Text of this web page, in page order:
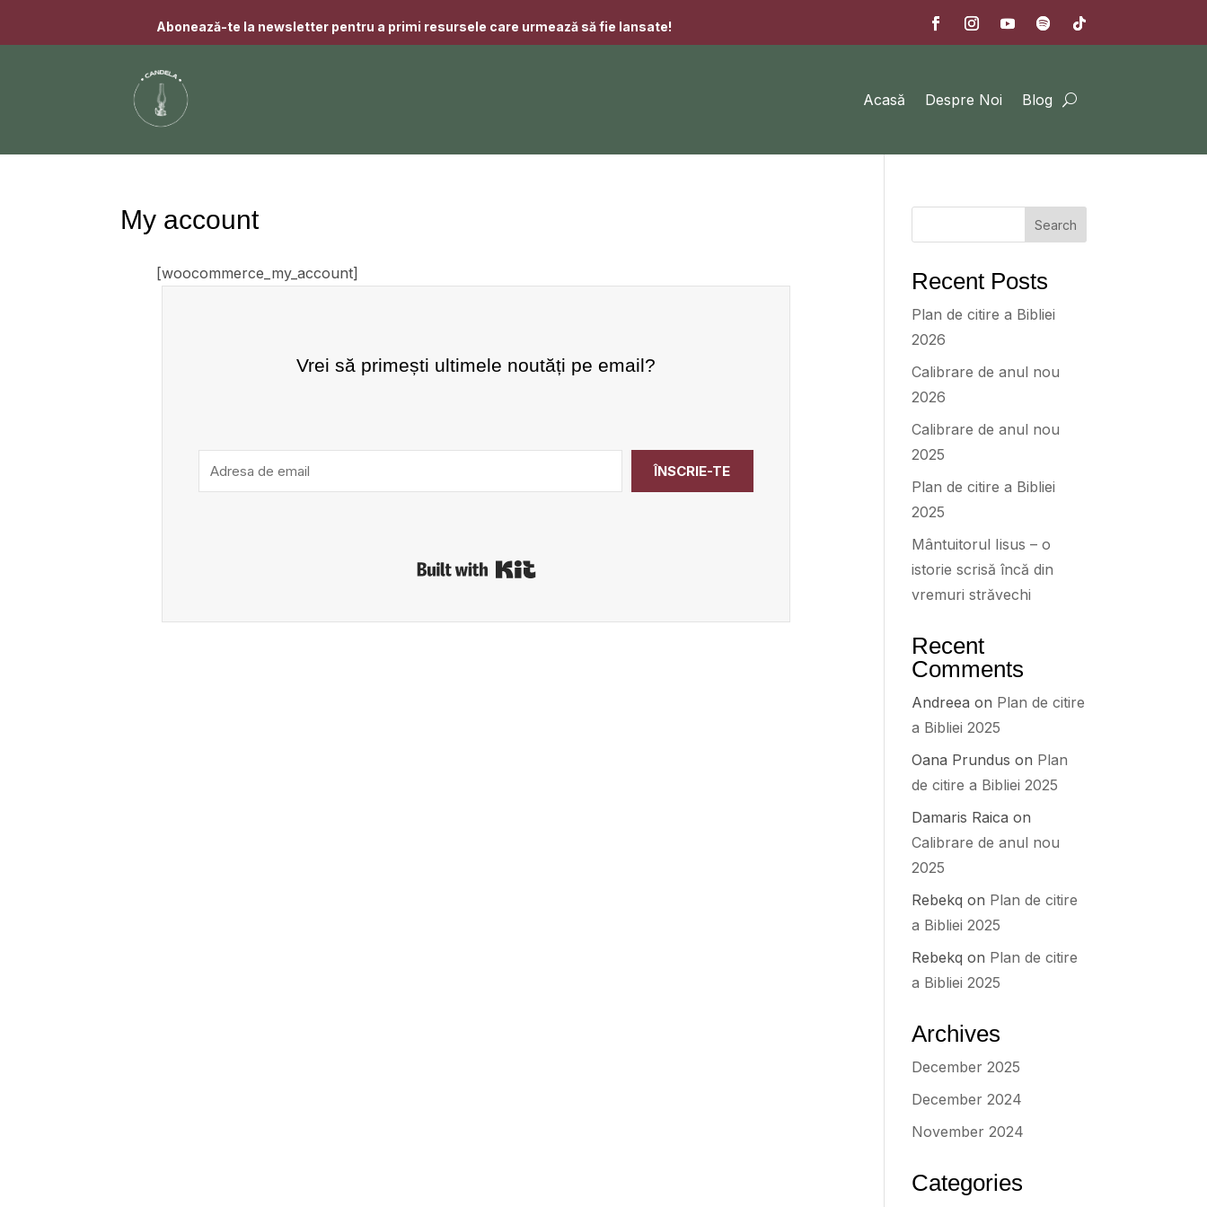
Abonează-te la newsletter pentru a primi resursele care urmează să fie lansate!
Acasă Despre Noi Blog
My account
[woocommerce_my_account]
Vrei să primești ultimele noutăți pe email?
ÎNSCRIE-TE
Search
Recent Posts
Plan de citire a Bibliei
2026
Calibrare de anul nou
2026
Calibrare de anul nou
2025
Plan de citire a Bibliei
2025
Mântuitorul Iisus – o
istorie scrisă încă din
vremuri străvechi
Recent
Comments
Andreea on Plan de citire
a Bibliei 2025
Oana Prundus on Plan
de citire a Bibliei 2025
Damaris Raica on
Calibrare de anul nou
2025
Rebekq on Plan de citire
a Bibliei 2025
Rebekq on Plan de citire
a Bibliei 2025
Archives
December 2025
December 2024
November 2024
Categories